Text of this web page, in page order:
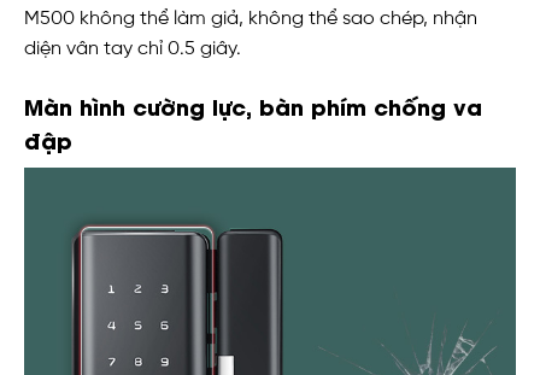
M500 không thể làm giả, không thể sao chép, nhận
diện vân tay chỉ 0.5 giây.
Màn hình cường lực, bàn phím chống va
đập